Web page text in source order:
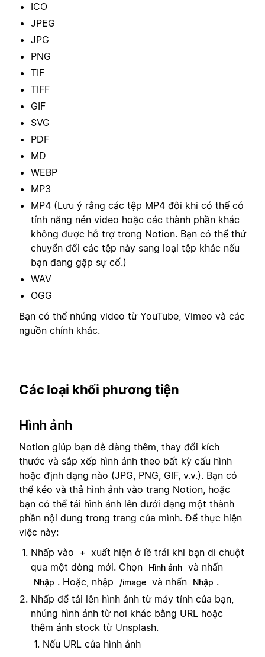
ICO
JPEG
JPG
PNG
TIF
TIFF
GIF
SVG
PDF
MD
WEBP
MP3
MP4 (Lưu ý rằng các tệp MP4 đôi khi có thể có
tính năng nén video hoặc các thành phần khác
không được hỗ trợ trong Notion. Bạn có thể thử
chuyển đổi các tệp này sang loại tệp khác nếu
bạn đang gặp sự cố.)
WAV
OGG
Bạn có thể nhúng video từ YouTube, Vimeo và các
nguồn chính khác.
Các loại khối phương tiện
Hình ảnh
Notion giúp bạn dễ dàng thêm, thay đổi kích
thước và sắp xếp hình ảnh theo bất kỳ cấu hình
hoặc định dạng nào (JPG, PNG, GIF, v.v.). Bạn có
thể kéo và thả hình ảnh vào trang Notion, hoặc
bạn có thể tải hình ảnh lên dưới dạng một thành
phần nội dung trong trang của mình. Để thực hiện
việc này:
Nhấp vào
+
xuất hiện ở lề trái khi bạn di chuột
qua một dòng mới. Chọn
Hình ảnh và nhấn
Nhập . Hoặc, nhập /image và nhấn Nhập .
Nhấp để tải lên hình ảnh từ máy tính của bạn,
nhúng hình ảnh từ nơi khác bằng URL hoặc
thêm ảnh stock từ Unsplash.
Nếu URL của hình ảnh